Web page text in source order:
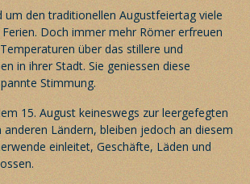
um den traditionellen Augustfeiertag viele
Ferien. Doch immer mehr Römer erfreuen
über das stillere und
in ihrer Stadt. Sie geniessen diese
Stimmung.
15. August keineswegs zur leergefegten
anderen Ländern, bleiben jedoch an diesem
einleitet, Geschäfte, Läden und